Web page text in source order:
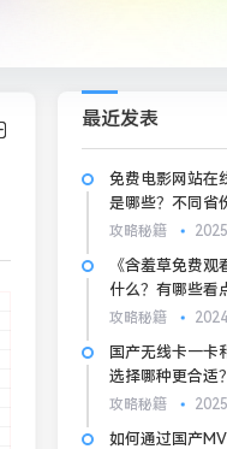
最近发表
免费电影网站在
是哪些？不同省
攻略秘籍
《含羞草免费
什么？有哪些看
攻略秘籍
国产无线卡一卡
选择哪种更合适？
攻略秘籍
如何通过国产